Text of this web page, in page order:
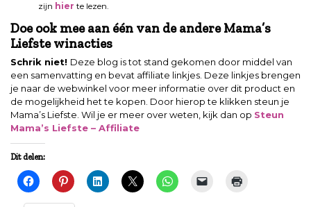
zijn hier te lezen.
Doe ook mee aan één van de andere Mama’s
Liefste winacties
Schrik niet! Deze blog is tot stand gekomen door middel van
een samenvatting en bevat affiliate linkjes. Deze linkjes brengen
je naar de webwinkel voor meer informatie over dit product en
de mogelijkheid het te kopen. Door hierop te klikken steun je
Mama’s Liefste. Wil je er meer over weten, kijk dan op Steun
Mama’s Liefste – Affiliate
Dit delen: